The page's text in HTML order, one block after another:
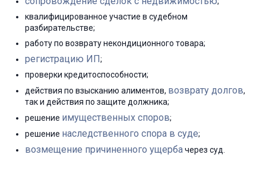
квалифицированное участие в судебном
разбирательстве;
работу по возврату некондиционного товара;
регистрацию ИП;
проверки кредитоспособности;
действия по взысканию алиментов, возврату долгов,
так и действия по защите должника;
решение имущественных споров;
решение наследственного спора в суде;
возмещение причиненного ущербачерез суд.